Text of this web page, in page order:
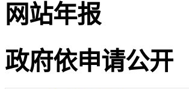
网站年报
政府依申请公开